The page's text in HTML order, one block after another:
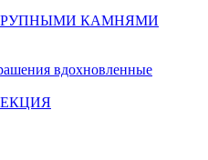
КАМНЯМИ
вдохновленные